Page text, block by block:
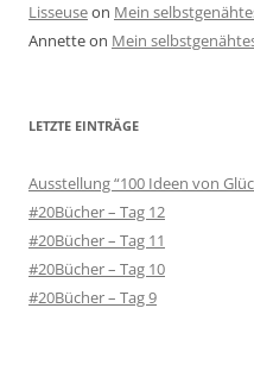
Lisseuseon Mein
Annetteon Mein
LETZTE EINTRÄGE
Ausstellung “100 Ideen von
#20Bücher – Tag 12
#20Bücher – Tag 11
#20Bücher – Tag 10
#20Bücher – Tag 9